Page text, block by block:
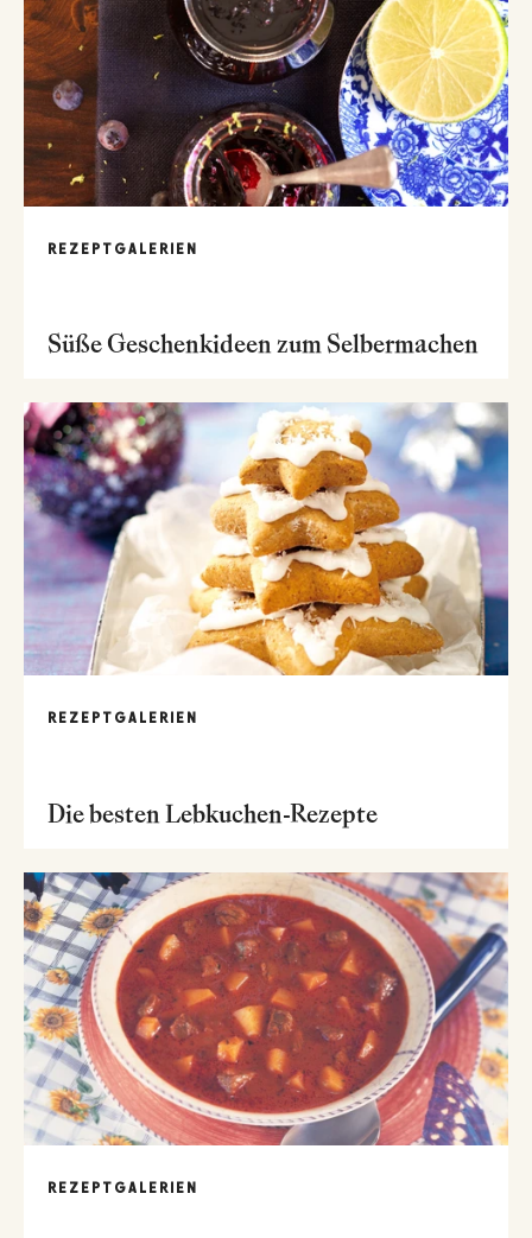
REZEPTGALERIEN
Süße Geschenkideen zum Selbermachen
REZEPTGALERIEN
Die besten Lebkuchen-Rezepte
REZEPTGALERIEN